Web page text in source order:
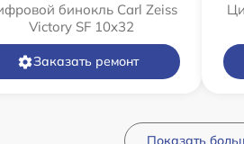
бинокль Carl Zeiss
Victory SF 10x32
Заказать ремонт
Показать